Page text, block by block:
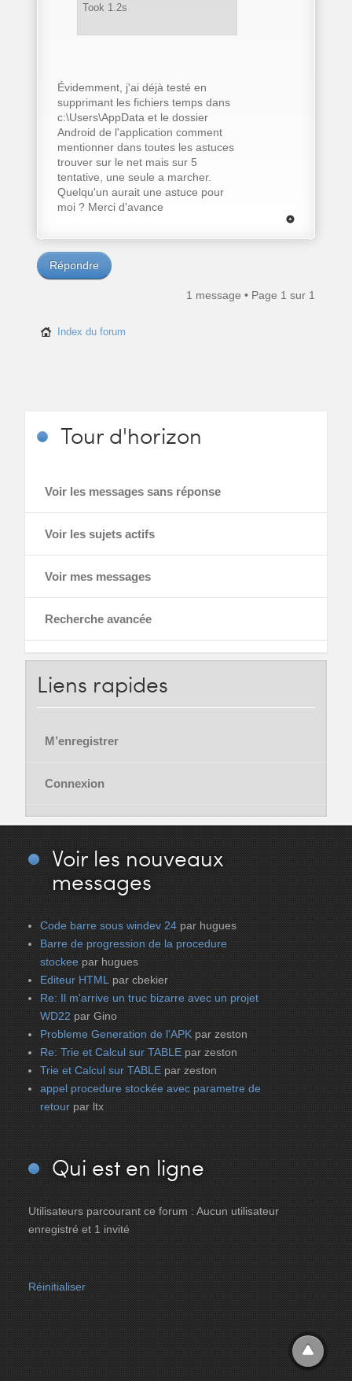
Took 1.2s
Évidemment, j'ai déjà testé en
supprimant les fichiers temps dans
c:\Users\AppData et le dossier
Android de l'application comment
mentionner dans toutes les astuces
trouver sur le net mais sur 5
tentative, une seule a marcher.
Quelqu'un aurait une astuce pour
moi ? Merci d'avance
Répondre
1 message • Page 1 sur 1
Index du forum
Tourd'horizon
Voir les messages sans réponse
Voir les sujets actifs
Voir mes messages
Recherche avancée
Liens rapides
M’enregistrer
Connexion
Voir les nouveaux
messages
Code barre sous windev 24 par hugues
Barre de progression de la procedure
stockee par hugues
Editeur HTML par cbekier
Re: Il m'arrive un truc bizarre avec un projet
WD22 par Gino
Probleme Generation de l'APK par zeston
Re: Trie et Calcul sur TABLE par zeston
Trie et Calcul sur TABLE par zeston
appel procedure stockée avec parametre de
retour par ltx
Qui est en ligne
Utilisateurs parcourant ce forum : Aucun utilisateur
enregistré et 1 invité
Réinitialiser